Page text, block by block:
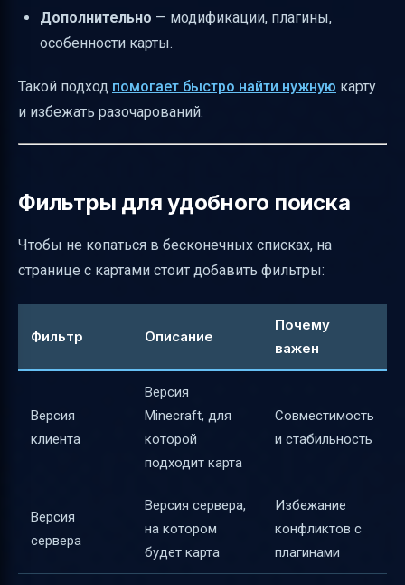
Дополнительно — модификации, плагины,
особенности карты.
Такой подход помогает быстро найти нужную карту
и избежать разочарований.
Фильтры для удобного поиска
Чтобы не копаться в бесконечных списках, на
странице с картами стоит добавить фильтры:
Фильтр Описание
Почему
важен
Версия
клиента
Версия
Minecraft, для
которой
подходит карта
Совместимость
и стабильность
Версия
сервера
Версия сервера,
на котором
будет карта
Избежание
конфликтов с
плагинами